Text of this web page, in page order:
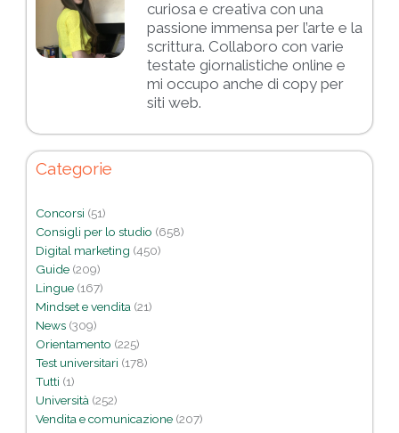
curiosa e creativa con una
passione immensa per l’arte e la
scrittura. Collaboro con varie
testate giornalistiche online e
mi occupo anche di copy per
siti web.
Categorie
Concorsi (51)
Consigli per lo studio (658)
Digital marketing (450)
Guide (209)
Lingue (167)
Mindset e vendita (21)
News (309)
Orientamento (225)
Test universitari (178)
Tutti (1)
Università (252)
Vendita e comunicazione (207)